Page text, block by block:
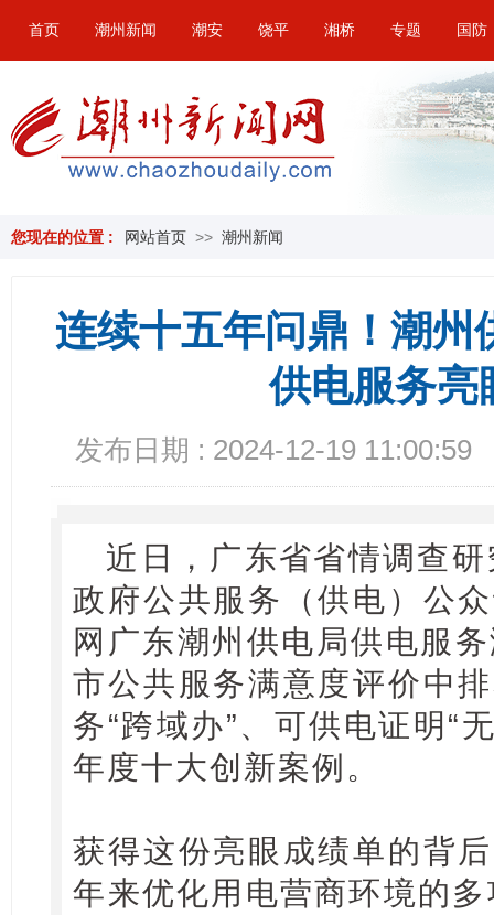
首页 潮州新闻 潮安 饶平 湘桥 专题 国防
您现在的位置 : 网站首页 >> 潮州新闻
连续十五年问鼎！潮州
供电服务亮
发布日期 : 2024-12-19 11:00:59
近日，广东省省情调查
政府公共服务（供电）公
网广东潮州供电局供电服
市公共服务满意度评价中
务“跨域办”、可供电证明“
年度十大创新案例。
获得这份亮眼成绩单的背
年来优化用电营商环境的